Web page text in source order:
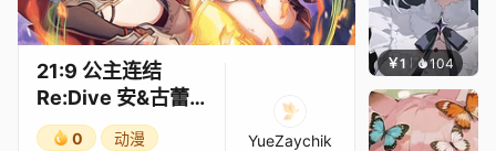
21:9 公主连结
Re:Dive 安&古蕾
雅 3★
0
动漫
YueZaychik
￥1 104 渔小小